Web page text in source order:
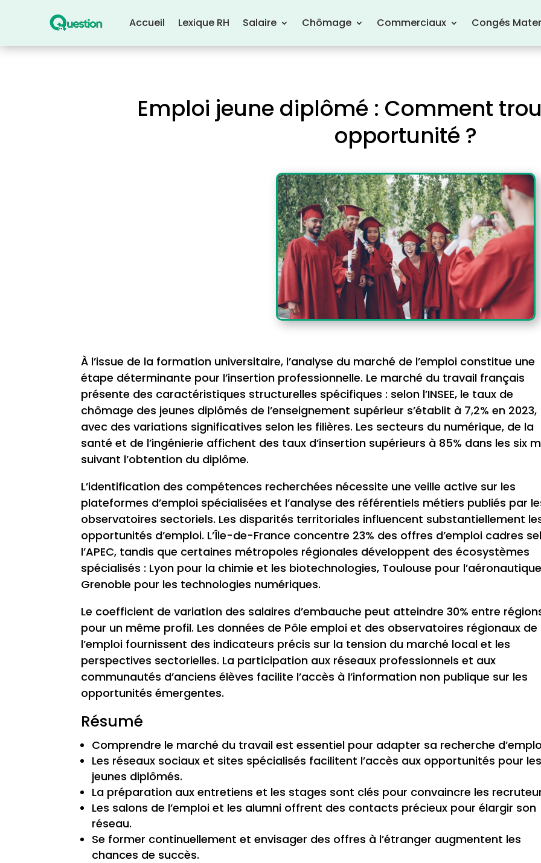
Accueil Lexique RH Salaire Chômage Commerciaux Congés
Emploi jeune diplômé : Comment
opportunité ?
À l’issue de la formation universitaire, l’analyse du marché de l’emploi constitue une
étape déterminante pour l’insertion professionnelle. Le marché du travail français
présente des caractéristiques structurelles spécifiques : selon l’INSEE, le taux de
chômage des jeunes diplômés de l’enseignement supérieur s’établit à 7,2% en 2023,
avec des variations significatives selon les filières. Les secteurs du numérique, de la
santé et de l’ingénierie affichent des taux d’insertion supérieurs à 85% dans les six
suivant l’obtention du diplôme.
L’identification des compétences recherchées nécessite une veille active sur les
plateformes d’emploi spécialisées et l’analyse des référentiels métiers publiés par
observatoires sectoriels. Les disparités territoriales influencent substantiellement
opportunités d’emploi. L’Île-de-France concentre 23% des offres d’emploi cadres
l’APEC, tandis que certaines métropoles régionales développent des écosystèmes
spécialisés : Lyon pour la chimie et les biotechnologies, Toulouse pour
Grenoble pour les technologies numériques.
Le coefficient de variation des salaires d’embauche peut atteindre 30% entre
pour un même profil. Les données de Pôle emploi et des observatoires régionaux de
l’emploi fournissent des indicateurs précis sur la tension du marché local et les
perspectives sectorielles. La participation aux réseaux professionnels et aux
communautés d’anciens élèves facilite l’accès à l’information non publique sur les
opportunités émergentes.
Résumé
Comprendre le marché du travail est essentiel pour adapter sa recherche
Les réseaux sociaux et sites spécialisés facilitent l’accès aux opportunités pour les
jeunes diplômés.
La préparation aux entretiens et les stages sont clés pour convaincre les
Les salons de l’emploi et les alumni offrent des contacts précieux pour élargir son
réseau.
Se former continuellement et envisager des offres à l’étranger augmentent les
chances de succès.